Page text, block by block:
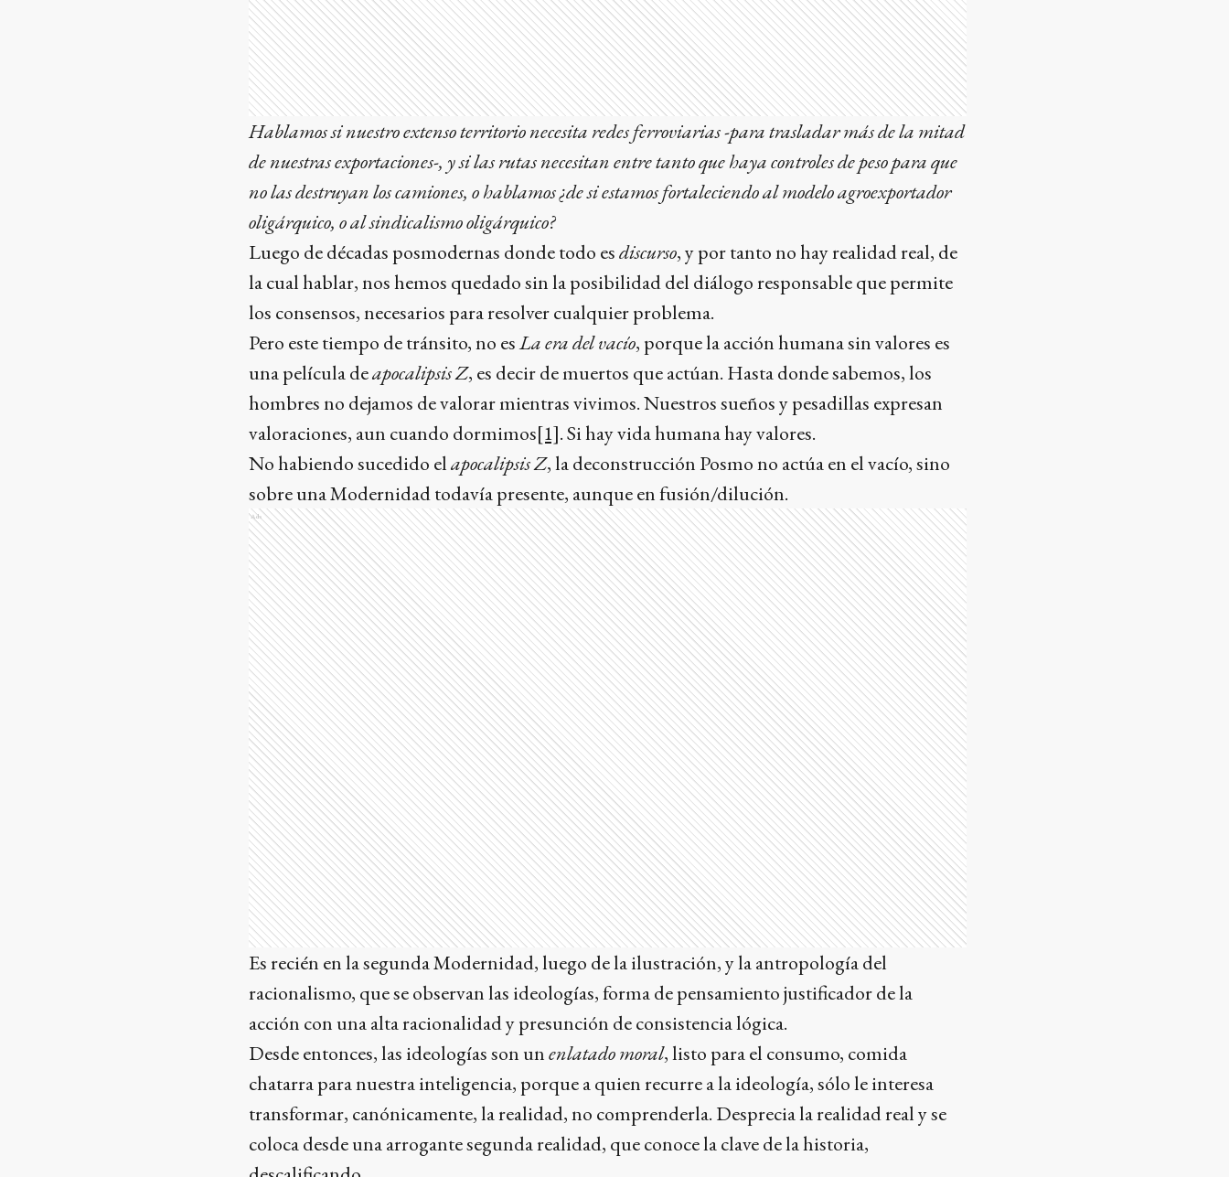
Hablamos si nuestro extenso territorio necesita redes ferroviarias -para trasladar más de la mitad
de nuestras exportaciones-, y si las rutas necesitan entre tanto que haya controles de peso para que
no las destruyan los camiones, o hablamos ¿de si estamos fortaleciendo al modelo agroexportador
oligárquico, o al sindicalismo oligárquico?
Luego de décadas posmodernas donde todo esdiscurso, y por tanto no hay realidad real, de
la cual hablar, nos hemos quedado sin la posibilidad del diálogo responsable que permite
los consensos, necesarios para resolver cualquier problema.
Pero este tiempo de tránsito, no esLa era del vacío, porque la acción humana sin valores es
una película deapocalipsis Z, es decir de muertos que actúan. Hasta donde sabemos, los
hombres no dejamos de valorar mientras vivimos. Nuestros sueños y pesadillas expresan
valoraciones, aun cuando dormimos[1]. Si hay vida humana hay valores.
No habiendo sucedido elapocalipsis Z, la deconstrucción Posmo no actúa en el vacío, sino
sobre una Modernidad todavía presente, aunque en fusión/dilución.
Ads
Es recién en la segunda Modernidad, luego de la ilustración, y la antropología del
racionalismo, que se observan las ideologías, forma de pensamiento justificador de la
acción con una alta racionalidad y presunción de consistencia lógica.
Desde entonces, las ideologías son unenlatado moral, listo para el consumo, comida
chatarra para nuestra inteligencia, porque a quien recurre a la ideología, sólo le interesa
transformar, canónicamente, la realidad, no comprenderla. Desprecia la realidad real y se
coloca desde una arrogante segunda realidad, que conoce la clave de la historia,